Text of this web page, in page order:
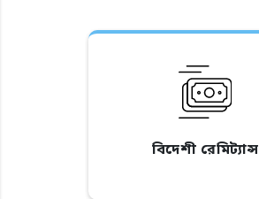
বিদেশী রেমিট্যান্স